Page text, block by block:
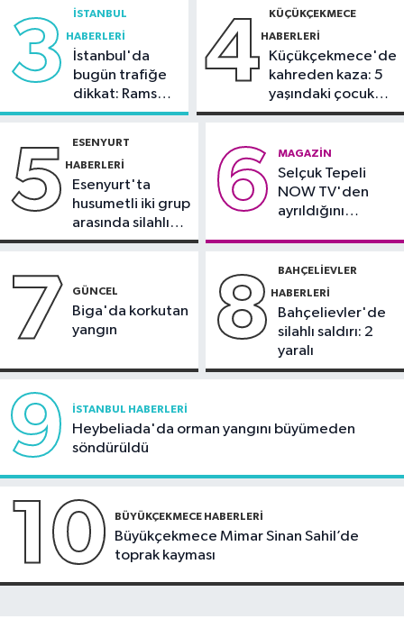
İstanbul Haberleri
12:25
7000 İstanbul Boğazı'ndan geçti
zincirleme kazaya karıştı
3 İSTANBUL
HABERLERI
İstanbul'da
bugün trafiğe
dikkat: Rams
Park çevresinde
kapatılacak
4 KÜÇÜKÇEKMECE
HABERLERI
Küçükçekmece'de
kahreden kaza: 5
yaşındaki çocuk
yoğun bakımda
5 ESENYURT
HABERLERI
Esenyurt'ta
husumetli iki grup
arasında silahlı
kavga
6 MAGAZIN
Selçuk Tepeli
NOW TV'den
ayrıldığını
7 GÜNCEL
Biga'da korkutan
yangın
8 BAHÇELIEVLER
HABERLERI
Bahçelievler'de
silahlı saldırı: 2
yaralı
9 İSTANBUL HABERLERI
Heybeliada'da orman yangını büyümeden
söndürüldü
10 BÜYÜKÇEKMECE HABERLERI
Büyükçekmece Mimar Sinan Sahil’de
toprak kayması